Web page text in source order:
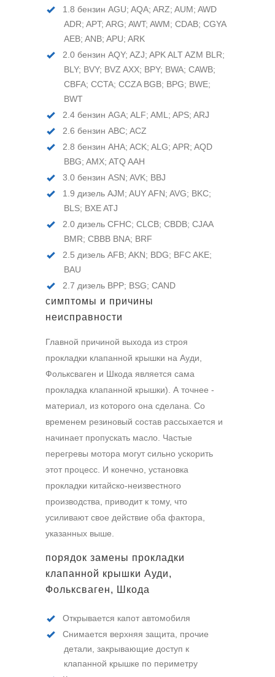
1.8 бензин AGU; AQA; ARZ; AUM; AWD
ADR; APT; ARG; AWT; AWM; CDAB; CGYA
AEB; ANB; APU; ARK
2.0 бензин AQY; AZJ; APK ALT AZM BLR;
BLY; BVY; BVZ AXX; BPY; BWA; CAWB;
CBFA; CCTA; CCZA BGB; BPG; BWE;
BWT
2.4 бензин AGA; ALF; AML; APS; ARJ
2.6 бензин ABC; ACZ
2.8 бензин AHA; ACK; ALG; APR; AQD
BBG; AMX; ATQ AAH
3.0 бензин ASN; AVK; BBJ
1.9 дизель AJM; AUY AFN; AVG; BKC;
BLS; BXE ATJ
2.0 дизель CFHC; CLCB; CBDB; CJAA
BMR; CBBB BNA; BRF
2.5 дизель AFB; AKN; BDG; BFC AKE;
BAU
2.7 дизель BPP; BSG; CAND
симптомы и причины
неисправности
Главной причиной выхода из строя
прокладки клапанной крышки на Ауди,
Фольксваген и Шкода является сама
прокладка клапанной крышки). А точнее -
материал, из которого она сделана. Со
временем резиновый состав рассыхается и
начинает пропускать масло. Частые
перегревы мотора могут сильно ускорить
этот процесс. И конечно, установка
прокладки китайско-неизвестного
производства, приводит к тому, что
усиливают свое действие оба фактора,
указанных выше.
порядок замены прокладки
клапанной крышки Ауди,
Фольксваген, Шкода
Открывается капот автомобиля
Снимается верхняя защита, прочие
детали, закрывающие доступ к
клапанной крышке по периметру